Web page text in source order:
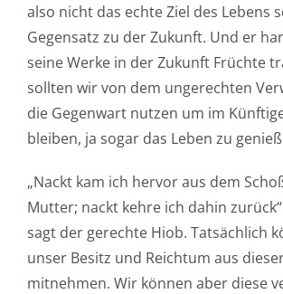
also nicht das echte Ziel des Lebens
Gegensatz zu der Zukunft. Und er
seine Werke in der Zukunft Früchte
sollten wir von dem ungerechten
die Gegenwart nutzen um im
bleiben, ja sogar das Leben zu
„Nackt kam ich hervor aus dem
Mutter; nackt kehre ich dahin
sagt der gerechte Hiob. Tatsächlich
unser Besitz und Reichtum aus
mitnehmen. Wir können aber diese